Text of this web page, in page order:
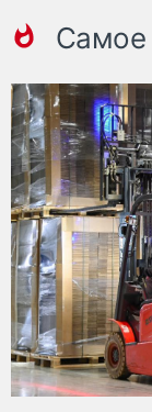
Самое